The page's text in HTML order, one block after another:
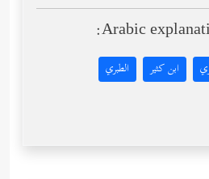
Arabic
ابن كثير الطبري